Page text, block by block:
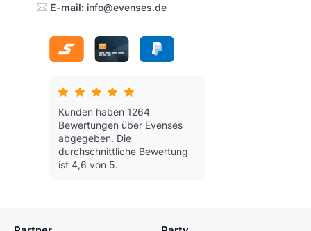
E-mail: info@evenses.de
Kunden haben 1264
Bewertungen über Evenses
abgegeben. Die
durchschnittliche Bewertung
ist 4,6 von 5.